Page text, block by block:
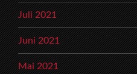
Juli 2021
Juni 2021
Mai 2021